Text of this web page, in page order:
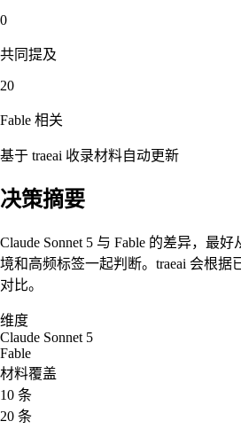
0
共同提及
20
Fable 相关
基于 traeai 收录材料自动更新
决策摘要
Claude Sonnet 5 与 Fable 的差异，最
境和高频标签一起判断。traeai 会根据
对比。
维度
Claude Sonnet 5
Fable
材料覆盖
10 条
20 条